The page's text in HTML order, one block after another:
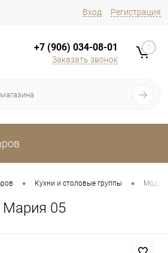
Вход Регистрация
+7 (906) 034-08-01
Заказать звонок
0
• Кухни и столовые группы •
Мария 05